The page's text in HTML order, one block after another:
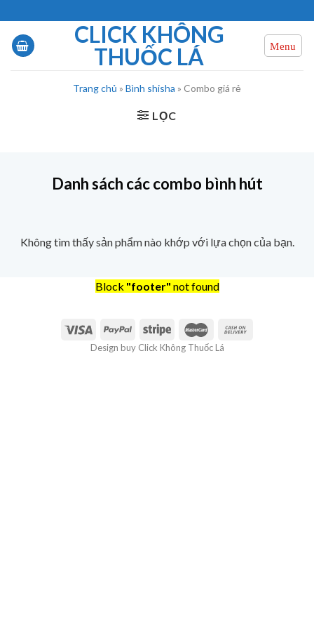
đến
nội
dung
CLICK KHÔNG
THUỐC LÁ
Trang chủ » Bình shisha » Combo giá rẻ
LỌC
Danh sách các combo bình hút
Không tìm thấy sản phẩm nào khớp với lựa chọn của bạn.
Block "footer" not found
Design buy Click Không Thuốc Lá